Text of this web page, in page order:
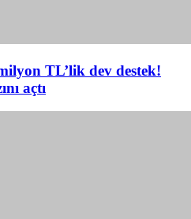
TL’lik dev destek!
açtı